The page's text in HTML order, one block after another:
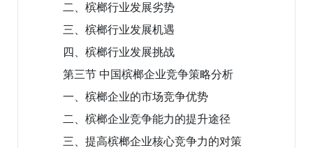
二、槟榔行业发展劣势
三、槟榔行业发展机遇
四、槟榔行业发展挑战
第三节 中国槟榔企业竞争策略分析
一、槟榔企业的市场竞争优势
二、槟榔企业竞争能力的提升途径
三、提高槟榔企业核心竞争力的对策